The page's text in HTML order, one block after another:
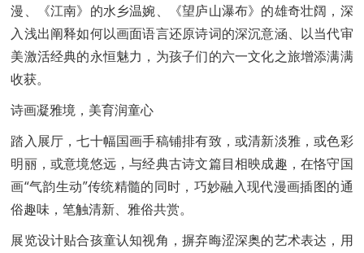
漫、《江南》的水乡温婉、《望庐山瀑布》的雄奇壮阔，深
入浅出阐释如何以画面语言还原诗词的深沉意涵、以当代审
美激活经典的永恒魅力，为孩子们的六一文化之旅增添满满
收获。
诗画凝雅境，美育润童心
踏入展厅，七十幅国画手稿铺排有致，或清新淡雅，或色彩
明丽，或意境悠远，与经典古诗文篇目相映成趣，在恪守国
画“气韵生动”传统精髓的同时，巧妙融入现代漫画插图的通
俗趣味，笔触清新、雅俗共赏。
展览设计贴合孩童认知视角，摒弃晦涩深奥的艺术表达，用